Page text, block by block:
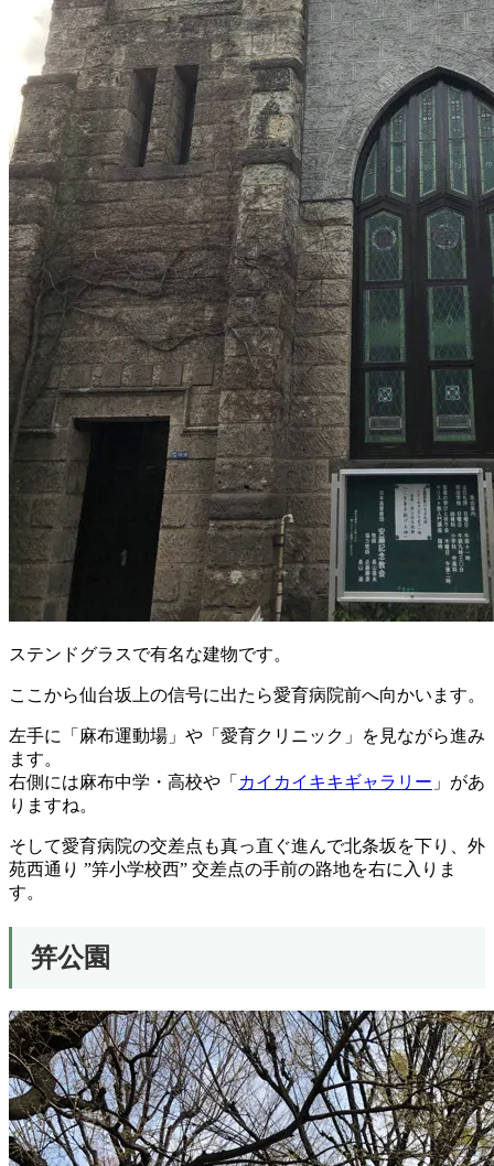
ステンドグラスで有名な建物です。
ここから仙台坂上の信号に出たら愛育病院前へ向かいます。
左手に「麻布運動場」や「愛育クリニック」を見ながら進み
ます。
右側には麻布中学・高校や「 カイカイキキギャラリー 」があ
りますね。
そして愛育病院の交差点も真っ直ぐ進んで北条坂を下り、外
苑西通り ”笄小学校西” 交差点の手前の路地を右に入りま
す。
笄公園